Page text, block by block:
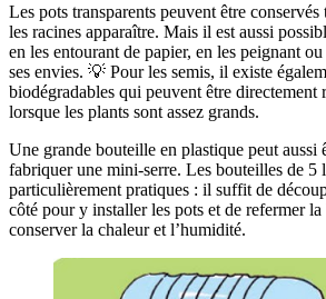
Les pots transparents peuvent être
les racines apparaître. Mais il est aussi
en les entourant de papier, en les peignant
ses envies. 💡 Pour les semis, il existe
biodégradables qui peuvent être directement
lorsque les plants sont assez grands.
Une grande bouteille en plastique peut aussi
fabriquer une mini-serre. Les bouteilles de 5
particulièrement pratiques : il suffit de
côté pour y installer les pots et de refermer
conserver la chaleur et l’humidité.